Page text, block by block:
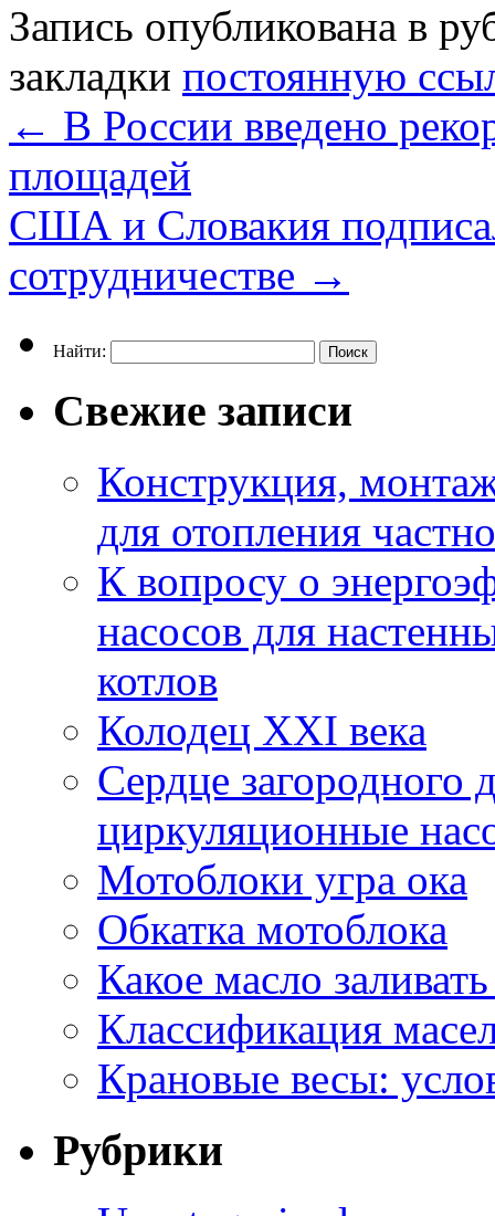
Запись опубликована в
закладки постоянную
← В России введено
площадей
США и Словакия
сотрудничестве →
Найти:
Свежие записи
Конструкция,
для отопления
К вопросу о
насосов для
котлов
Колодец XXI века
Сердце загородного
циркуляционные
Мотоблоки угра ока
Обкатка мотоблока
Какое масло
Классификация
Крановые весы:
Рубрики